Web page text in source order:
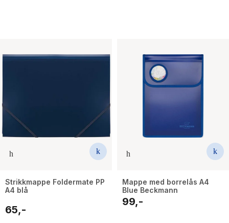
Strikkmappe Foldermate PP
A4 blå
65,-
Mappe med borrelås A4
Blue Beckmann
99,-